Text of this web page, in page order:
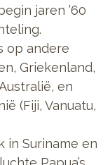
begin jaren ’60
op andere
Griekenland,
en
(Fiji, Vanuatu,
in Suriname en